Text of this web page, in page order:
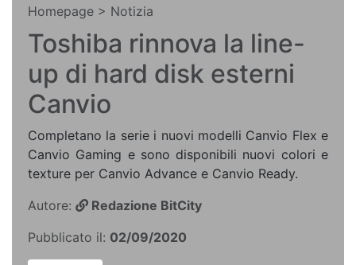
Homepage > Notizia
Toshiba rinnova la line-
up di hard disk esterni
Canvio
Completano la serie i nuovi modelli Canvio Flex e
Canvio Gaming e sono disponibili nuovi colori e
texture per Canvio Advance e Canvio Ready.
Autore:
Redazione BitCity
Pubblicato il: 02/09/2020